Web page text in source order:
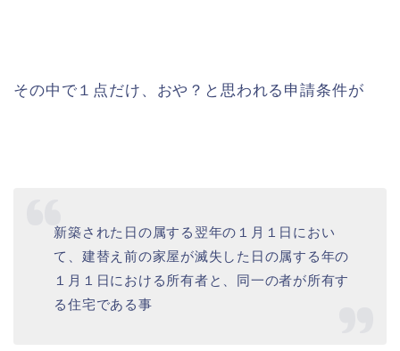
その中で１点だけ、おや？と思われる申請条件が
新築された日の属する翌年の１月１日におい
て、建替え前の家屋が滅失した日の属する年の
１月１日における所有者と、同一の者が所有す
る住宅である事